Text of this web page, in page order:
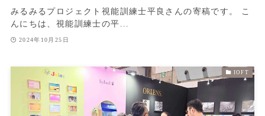
みるみるプロジェクト視能訓練士平良さんの寄稿です。 こ
んにちは、視能訓練士の平...
2024年10月25日
IOFT